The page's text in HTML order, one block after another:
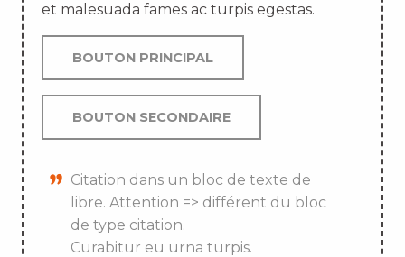
et malesuada fames ac turpis egestas.
BOUTON PRINCIPAL
BOUTON SECONDAIRE
Citation dans un bloc de texte de
libre. Attention => différent du bloc
de type citation.
Curabitur eu urna turpis.